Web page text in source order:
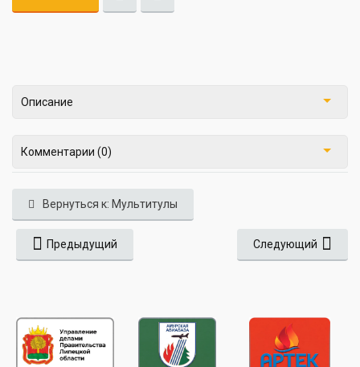
Описание
Комментарии (0)
Вернуться к: Мультитулы
Предыдущий Следующий